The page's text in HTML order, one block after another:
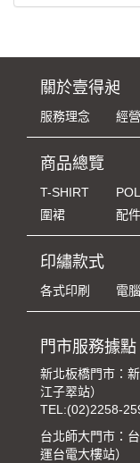
關於壹得昶
服務理念 經
商品總覽
T-SHIRT
圍裙
配件
印繡款式
各式印刷 電
門市服務據點
新北板橋門市：
江子翠站）
TEL:(02)2258-
台北師大門市：
運台電大樓站）